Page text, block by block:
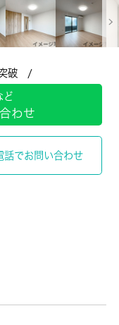
突破 /
ど
わせ
話でお問い合わせ